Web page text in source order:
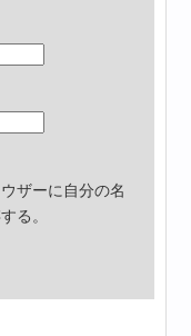
ザーに自分の名
る。